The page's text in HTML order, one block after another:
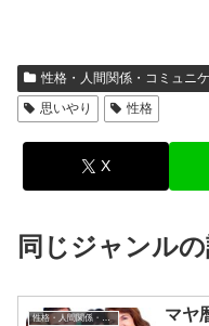
性格・人間関係・コミュニ
思いやり
性格
X
同じジャンル
性格・人間関係・コミュニケーションについて
マヤ